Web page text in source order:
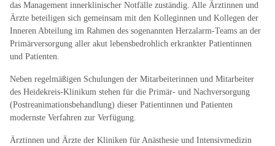
das Management innerklinischer Notfälle zuständig. Alle Ärztinnen und
Ärzte beteiligen sich gemeinsam mit den Kolleginnen und Kollegen der
Inneren Abteilung im Rahmen des sogenannten Herzalarm-Teams an der
Primärversorgung aller akut lebensbedrohlich erkrankter Patientinnen
und Patienten.
Neben regelmäßigen Schulungen der Mitarbeiterinnen und Mitarbeiter
des Heidekreis-Klinikum stehen für die Primär- und Nachversorgung
(Postreanimationsbehandlung) dieser Patientinnen und Patienten
modernste Verfahren zur Verfügung.
Ärztinnen und Ärzte der Kliniken für Anästhesie und Intensivmedizin